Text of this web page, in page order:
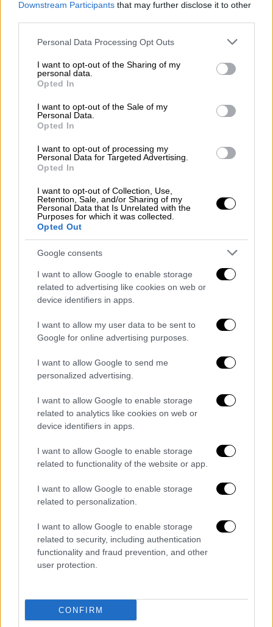
Downstream Participants that may further disclose it to other
Please note that this website/app uses one or more Google
not limited to your visit or usage behaviour. You may click to
grant or deny consent to Google and its third-party tags to
use your data for below specified purposes in below Google
consent section.
Personal Data Processing Opt Outs
I want to opt-out of the Sharing of my
personal data.
Opted In
I want to opt-out of the Sale of my
Personal Data.
Opted In
I want to opt-out of processing my
Personal Data for Targeted Advertising.
Opted In
I want to opt-out of Collection, Use,
Retention, Sale, and/or Sharing of my
Personal Data that Is Unrelated with the
Purposes for which it was collected.
Opted Out
Google consents
I want to allow Google to enable storage
related to advertising like cookies on web or
device identifiers in apps.
I want to allow my user data to be sent to
Google for online advertising purposes.
I want to allow Google to send me
personalized advertising.
I want to allow Google to enable storage
related to analytics like cookies on web or
device identifiers in apps.
I want to allow Google to enable storage
related to functionality of the website or app.
I want to allow Google to enable storage
related to personalization.
I want to allow Google to enable storage
related to security, including authentication
functionality and fraud prevention, and other
user protection.
CONFIRM
Αθλητισμός|08.12.2019 20:48
Εκπληκτικός Βαζαίος στο
Πανευρωπαϊκό! Χρυσό και στα 200μ.
πεταλούδα
πρωταθλητής κατέκτησε και δεύτερο
μετάλλιο στη Γλασκώβη
Αθλητισμός|08.12.2019 20:08
κολύμβηση! Χάλκινοι Βαζαίος,
Ντουντουνάκη
Δύο μετάλλια πρόσθεσε στη συλλογή της η
ελληνική αποστολή στο Πανευρωπαϊκό της